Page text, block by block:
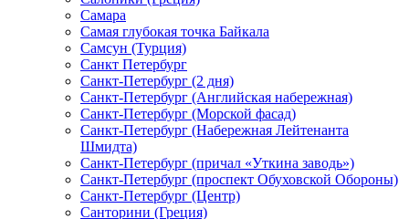
Самара
Самая глубокая точка Байкала
Самсун (Турция)
Санкт Петербург
Санкт-Петербург (2 дня)
Санкт-Петербург (Английская набережная)
Санкт-Петербург (Морской фасад)
Санкт-Петербург (Набережная Лейтенанта
Шмидта)
Санкт-Петербург (причал «Уткина заводь»)
Санкт-Петербург (проспект Обуховской Обороны)
Санкт-Петербург (Центр)
Санторини (Греция)